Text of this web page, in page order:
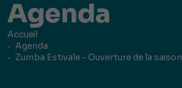
Agenda
Accueil
Agenda
Zumba Estivale - Ouverture de la saison